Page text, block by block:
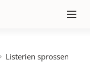
≡
Listerien sprossen